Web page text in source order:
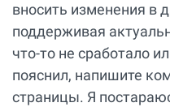
вносить изменения в
поддерживая
что-то не сработало
пояснил, напишите
страницы. Я